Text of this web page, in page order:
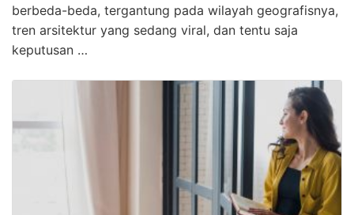
berbeda-beda, tergantung pada wilayah geografisnya,
tren arsitektur yang sedang viral, dan tentu saja
keputusan …